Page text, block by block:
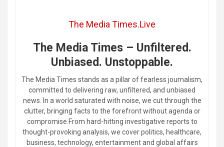
The Media Times.Live
The Media Times – Unfiltered.
Unbiased. Unstoppable.
The Media Times stands as a pillar of fearless journalism,
committed to delivering raw, unfiltered, and unbiased
news. In a world saturated with noise, we cut through the
clutter, bringing facts to the forefront without agenda or
compromise.From hard-hitting investigative reports to
thought-provoking analysis, we cover politics, healthcare,
business, technology, entertainment and global affairs